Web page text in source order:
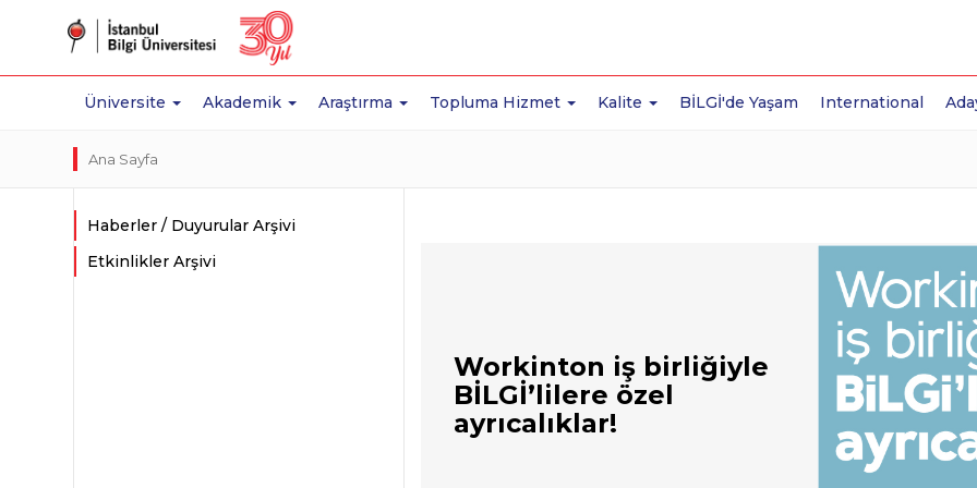
Üniversite Akademik Araştırma Topluma Hizmet Kalite BİLGİ'de Yaşam International
Ana Sayfa
Haberler / Duyurular Arşivi
Etkinlikler Arşivi
Workinton iş birliğiyle
BİLGİ’lilere özel
ayrıcalıklar!